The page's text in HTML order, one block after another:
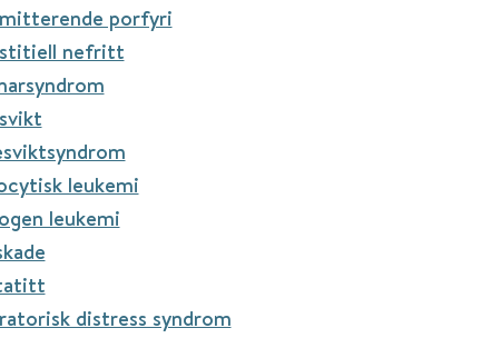
porfyri
nefritt
leukemi
leukemi
distress syndrom